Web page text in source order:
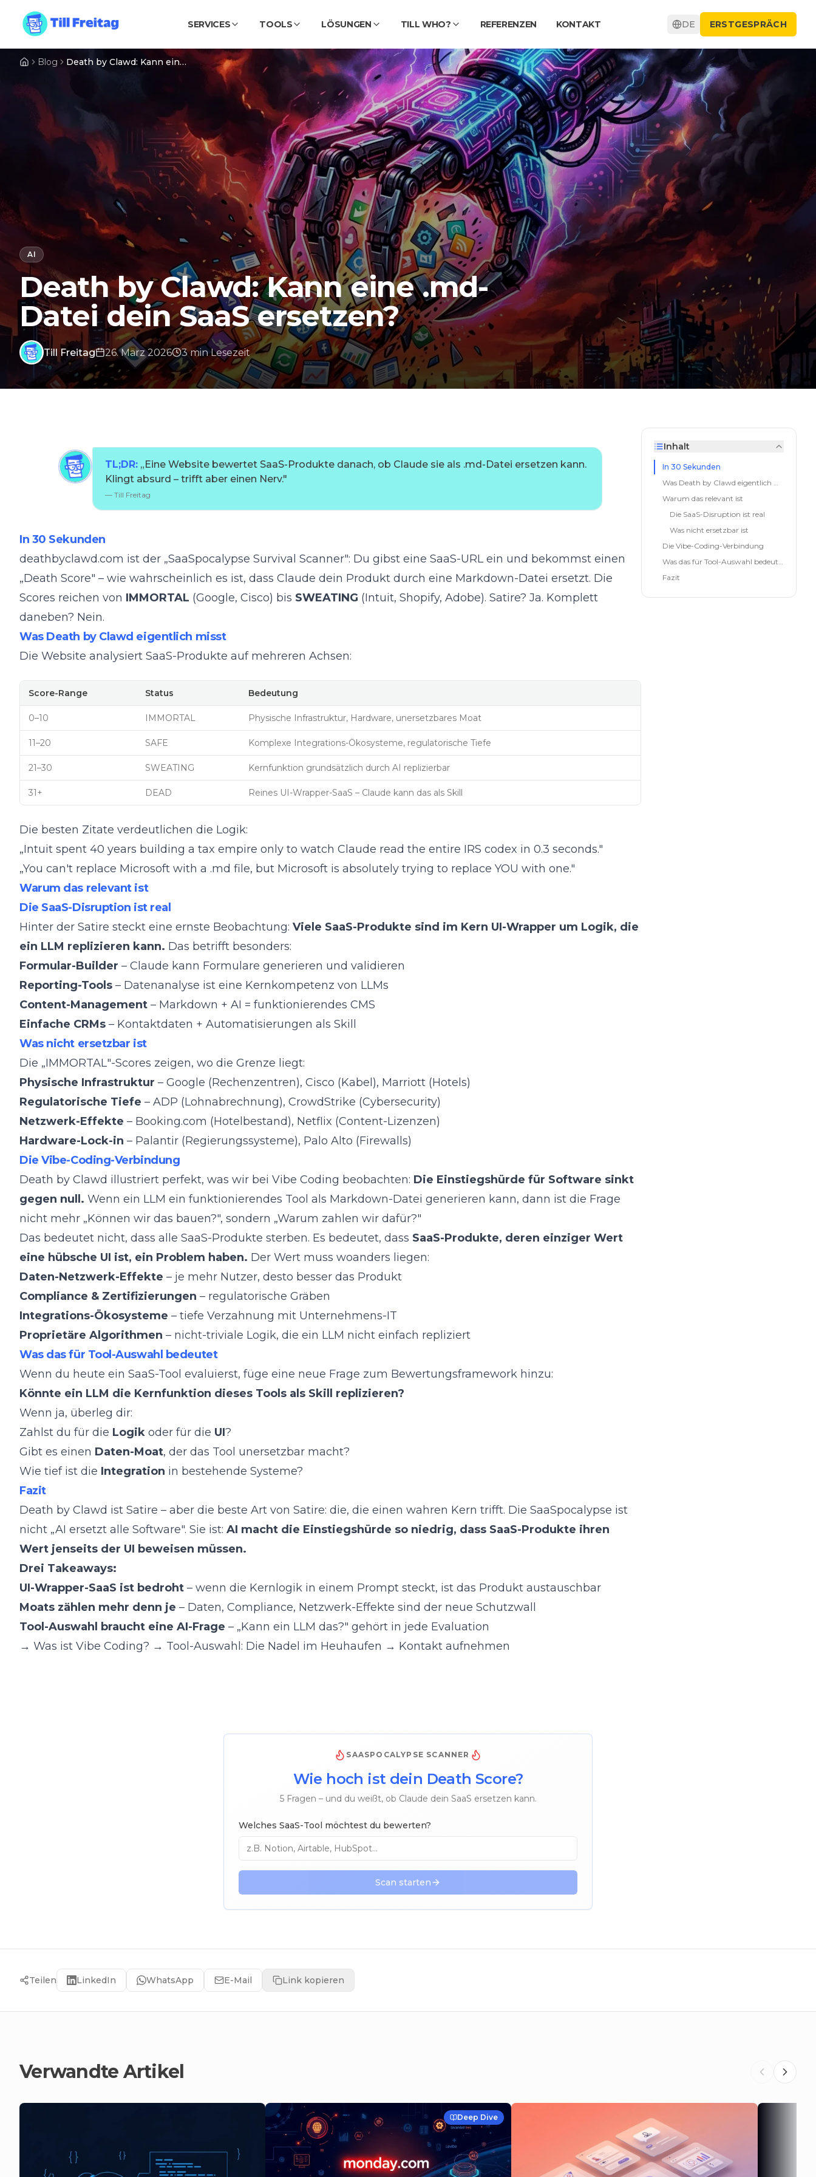
SERVICES TOOLS LÖSUNGEN TILL WHO? REFERENZEN KONTAKT DE ERSTGESPRÄCH
Blog Death by Clawd: Kann eine .md-Datei dein SaaS ersetzen?
AI
Death by Clawd: Kann eine .md-
Datei dein SaaS ersetzen?
Till Freitag 26. März 2026 3minLesezeit
TL;DR: „Eine Website bewertet SaaS-Produkte danach, ob Claude sie als .md-Datei ersetzen kann.
Klingt absurd – trifft aber einen Nerv."
— Till Freitag
In 30 Sekunden
deathbyclawd.com ist der „SaaSpocalypse Survival Scanner": Du gibst eine SaaS-URL ein und bekommst einen
„Death Score" – wie wahrscheinlich es ist, dass Claude dein Produkt durch eine Markdown-Datei ersetzt. Die
Scores reichen von IMMORTAL (Google, Cisco) bis SWEATING (Intuit, Shopify, Adobe). Satire? Ja. Komplett
daneben? Nein.
Was Death by Clawd eigentlich misst
Die Website analysiert SaaS-Produkte auf mehreren Achsen:
Score-Range Status Bedeutung
0–10 IMMORTAL Physische Infrastruktur, Hardware, unersetzbares Moat
11–20 SAFE Komplexe Integrations-Ökosysteme, regulatorische Tiefe
21–30 SWEATING Kernfunktion grundsätzlich durch AI replizierbar
31+ DEAD Reines UI-Wrapper-SaaS – Claude kann das als Skill
Die besten Zitate verdeutlichen die Logik:
„Intuit spent 40 years building a tax empire only to watch Claude read the entire IRS codex in 0.3 seconds."
„You can't replace Microsoft with a .md file, but Microsoft is absolutely trying to replace YOU with one."
Warum das relevant ist
Die SaaS-Disruption ist real
Hinter der Satire steckt eine ernste Beobachtung: Viele SaaS-Produkte sind im Kern UI-Wrapper um Logik, die
ein LLM replizieren kann. Das betrifft besonders:
Formular-Builder – Claude kann Formulare generieren und validieren
Reporting-Tools – Datenanalyse ist eine Kernkompetenz von LLMs
Content-Management – Markdown + AI = funktionierendes CMS
Einfache CRMs – Kontaktdaten + Automatisierungen als Skill
Was nicht ersetzbar ist
Die „IMMORTAL"-Scores zeigen, wo die Grenze liegt:
Physische Infrastruktur – Google (Rechenzentren), Cisco (Kabel), Marriott (Hotels)
Regulatorische Tiefe – ADP (Lohnabrechnung), CrowdStrike (Cybersecurity)
Netzwerk-Effekte – Booking.com (Hotelbestand), Netflix (Content-Lizenzen)
Hardware-Lock-in – Palantir (Regierungssysteme), Palo Alto (Firewalls)
Die Vibe-Coding-Verbindung
Death by Clawd illustriert perfekt, was wir bei Vibe Coding beobachten: Die Einstiegshürde für Software sinkt
gegen null. Wenn ein LLM ein funktionierendes Tool als Markdown-Datei generieren kann, dann ist die Frage
nicht mehr „Können wir das bauen?", sondern „Warum zahlen wir dafür?"
Das bedeutet nicht, dass alle SaaS-Produkte sterben. Es bedeutet, dass SaaS-Produkte, deren einziger Wert
eine hübsche UI ist, ein Problem haben. Der Wert muss woanders liegen:
Daten-Netzwerk-Effekte – je mehr Nutzer, desto besser das Produkt
Compliance & Zertifizierungen – regulatorische Gräben
Integrations-Ökosysteme – tiefe Verzahnung mit Unternehmens-IT
Proprietäre Algorithmen – nicht-triviale Logik, die ein LLM nicht einfach repliziert
Was das für Tool-Auswahl bedeutet
Wenn du heute ein SaaS-Tool evaluierst, füge eine neue Frage zum Bewertungsframework hinzu:
Könnte ein LLM die Kernfunktion dieses Tools als Skill replizieren?
Wenn ja, überleg dir:
Zahlst du für die Logik oder für die UI?
Gibt es einen Daten-Moat, der das Tool unersetzbar macht?
Wie tief ist die Integration in bestehende Systeme?
Fazit
Death by Clawd ist Satire – aber die beste Art von Satire: die, die einen wahren Kern trifft. Die SaaSpocalypse ist
nicht „AI ersetzt alle Software". Sie ist: AI macht die Einstiegshürde so niedrig, dass SaaS-Produkte ihren
Wert jenseits der UI beweisen müssen.
Drei Takeaways:
UI-Wrapper-SaaS ist bedroht – wenn die Kernlogik in einem Prompt steckt, ist das Produkt austauschbar
Moats zählen mehr denn je – Daten, Compliance, Netzwerk-Effekte sind der neue Schutzwall
Tool-Auswahl braucht eine AI-Frage – „Kann ein LLM das?" gehört in jede Evaluation
→ Was ist Vibe Coding? → Tool-Auswahl: Die Nadel im Heuhaufen → Kontakt aufnehmen
Inhalt
In 30 Sekunden
Was Death by Clawd eigentlich misst
Warum das relevant ist
Die SaaS-Disruption ist real
Was nicht ersetzbar ist
Die Vibe-Coding-Verbindung
Was das für Tool-Auswahl bedeutet
Fazit
SAASPOCALYPSE SCANNER
Wie hoch ist dein Death Score?
5 Fragen – und du weißt, ob Claude dein SaaS ersetzen kann.
Welches SaaS-Tool möchtest du bewerten?
Scan starten
Teilen LinkedIn WhatsApp E-Mail Link kopieren
Verwandte Artikel
Deep Dive